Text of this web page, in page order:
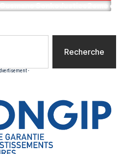
Ousmane SonkoJustice2eme
Recherche
-